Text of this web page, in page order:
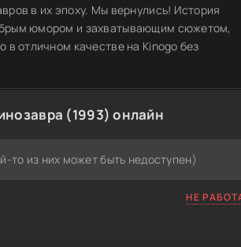
в их эпоху. Мы вернулись! История
юмором и захватывающим сюжетом,
в отличном качестве на Kinogo без
(1993) онлайн
то из них может быть недоступен)
НЕ